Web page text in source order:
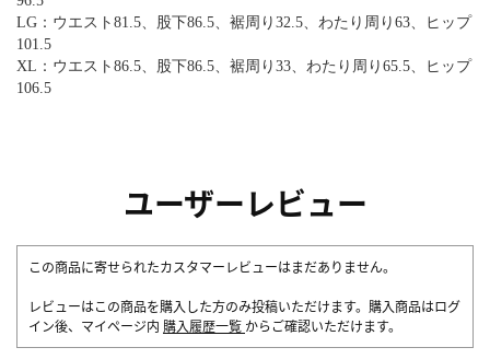
LG：ウエスト81.5、股下86.5、裾周り32.5、わたり周り63、ヒップ
101.5
XL：ウエスト86.5、股下86.5、裾周り33、わたり周り65.5、ヒップ
106.5
ユーザーレビュー
この商品に寄せられたカスタマーレビューはまだありません。
レビューはこの商品を購入した方のみ投稿いただけます。購入商品はログ
イン後、マイページ内 購入履歴一覧 からご確認いただけます。